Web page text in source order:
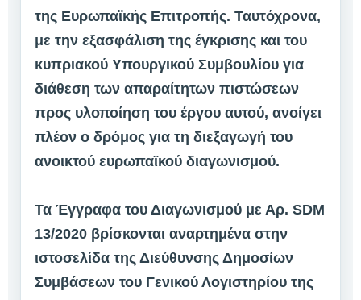
της Ευρωπαϊκής Επιτροπής. Ταυτόχρονα,
με την εξασφάλιση της έγκρισης και του
κυπριακού Υπουργικού Συμβουλίου για
διάθεση των απαραίτητων πιστώσεων
προς υλοποίηση του έργου αυτού, ανοίγει
πλέον ο δρόμος για τη διεξαγωγή του
ανοικτού ευρωπαϊκού διαγωνισμού.
Τα Έγγραφα του Διαγωνισμού με Αρ. SDM
13/2020 βρίσκονται αναρτημένα στην
ιστοσελίδα της Διεύθυνσης Δημοσίων
Συμβάσεων του Γενικού Λογιστηρίου της